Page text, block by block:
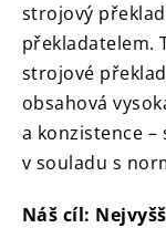
strojový
překladatelem.
strojové
obsahová
a konzistence
v souladu s
Náš cíl: